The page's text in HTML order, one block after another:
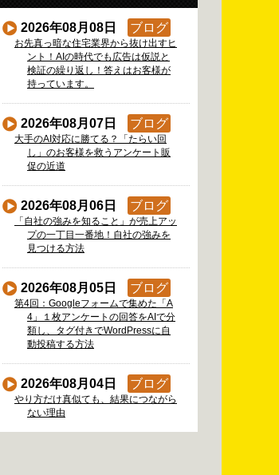
2026年08月08日 ブログ
お先真っ暗な住宅業界から抜け出すヒ
ント！AIの時代でも広告は仮説と
検証の繰り返し！答えはお客様が
持っています。
2026年08月07日 ブログ
大手のAI対応に勝てる？「たらい回
し」のお客様を救うアンケート販
促の近道
2026年08月06日 ブログ
「自社の強みを知ること」が売上アッ
プの一丁目一番地！自社の強みを
見つける方法
2026年08月05日 ブログ
第4回：Googleフォームで集めた「A
4」１枚アンケートの回答をAIで分
類し、タグ付きでWordPressに自
動投稿する方法
2026年08月04日 ブログ
やり方だけ真似ても、結果につながら
ない理由